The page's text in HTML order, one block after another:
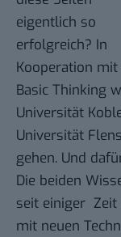
eigentlich so
erfolgreich? In
Kooperation mit
Basic Thinking
Universität
Universität
gehen. Und
Die beiden
seit einiger
mit neuen